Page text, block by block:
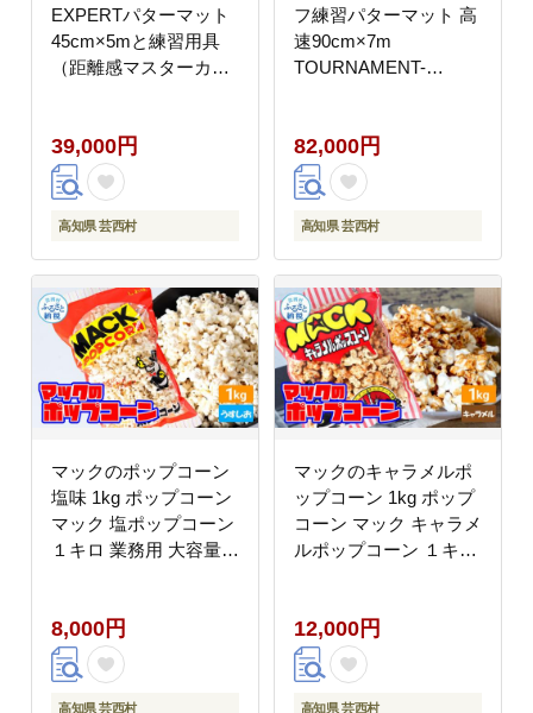
EXPERTパターマット
45cm×5mと練習用具
（距離感マスターカッ
き）（土佐カントリー
クラブオリジナル仕
様）【TOSACC2019】
〈高知市共通返礼品〉
39,000円
高知県 芸西村
フ練習パターマット 高
速90cm×7m
TOURNAMENT-
感マスターカップ、ま
っすぐぱっと、トレー
ニングリング付き） 練
習 ゴルフ用品
82,000円
高知県 芸西村
マックのポップコーン
塩味 1kg ポップコーン
マック 塩ポップコーン
１キロ 業務用 大容量
おうち時間 映画館 お祭
り 定番 塩
8,000円
高知県 芸西村
マックのキャラメルポ
ップコーン 1kg ポップ
コーン マック キャラメ
ルポップコーン １キロ
美味しい 人気 おうち時
間 イベント 映画館
12,000円
高知県 芸西村